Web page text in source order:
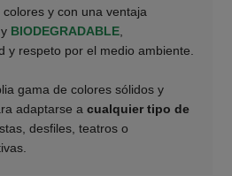
y con una ventaja
y BIODEGRADABLE,
y respeto por el medio ambiente.
gama de colores sólidos y
adaptarse a cualquier tipo de
desfiles, teatros o